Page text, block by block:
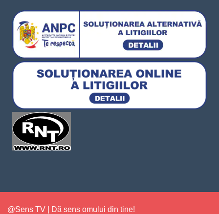
@Sens TV | Dă sens omului din tine!